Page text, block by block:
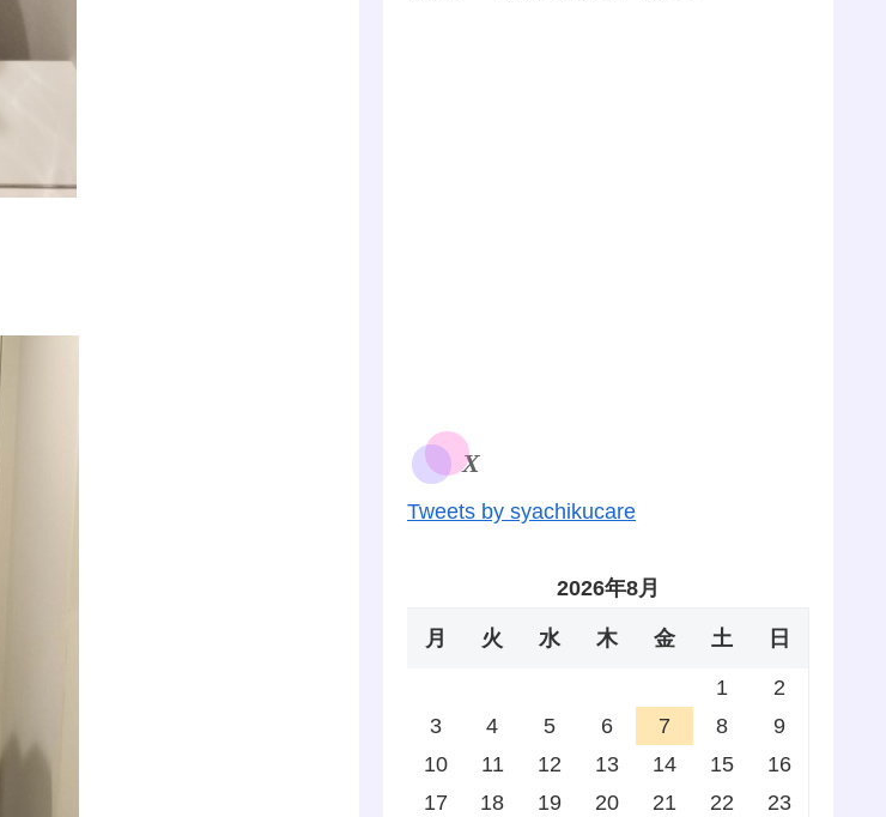
X
Tweets by syachikucare
2026年8月
月 火 水 木 金 土 日
1
2
3
4 5 6 7 8
9
10
11 12 13 14 15
16
17
18 19 20 21 22
23